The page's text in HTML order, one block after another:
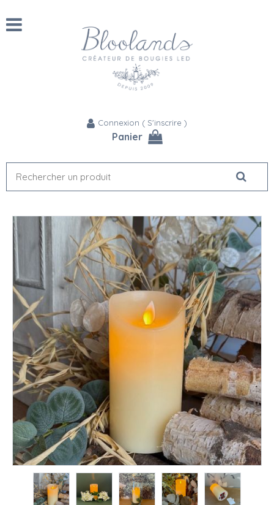
Connexion ( S'inscrire )
Panier